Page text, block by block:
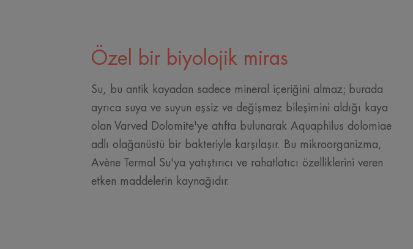
Özel bir biyolojik miras
Su, bu antik kayadan sadece mineral içeriğini almaz; burada
ayrıca suya ve suyun eşsiz ve değişmez bileşimini aldığı kaya
olan Varved Dolomite'ye atıfta bulunarak Aquaphilus dolomiae
adlı olağanüstü bir bakteriyle karşılaşır. Bu mikroorganizma,
Avène Termal Su'ya yatıştırıcı ve rahatlatıcı özelliklerini veren
etken maddelerin kaynağıdır.